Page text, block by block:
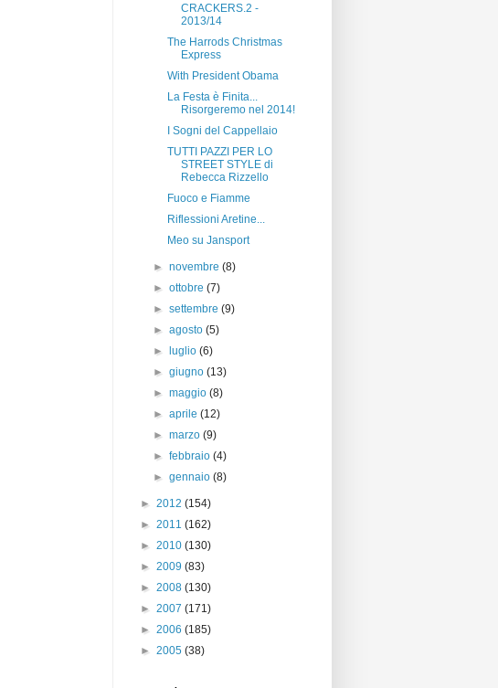
CRACKERS.2 -
2013/14
The Harrods Christmas
Express
With President Obama
La Festa è Finita...
Risorgeremo nel 2014!
I Sogni del Cappellaio
TUTTI PAZZI PER LO
STREET STYLE di
Rebecca Rizzello
Fuoco e Fiamme
Riflessioni Aretine...
Meo su Jansport
►novembre(8)
►ottobre(7)
►settembre(9)
►agosto(5)
►
luglio(6)
►giugno(13)
►maggio(8)
►aprile(12)
►marzo(9)
►febbraio(4)
►gennaio(8)
► 2012 (154)
► 2011 (162)
► 2010 (130)
► 2009 (83)
► 2008 (130)
► 2007 (171)
► 2006 (185)
► 2005 (38)